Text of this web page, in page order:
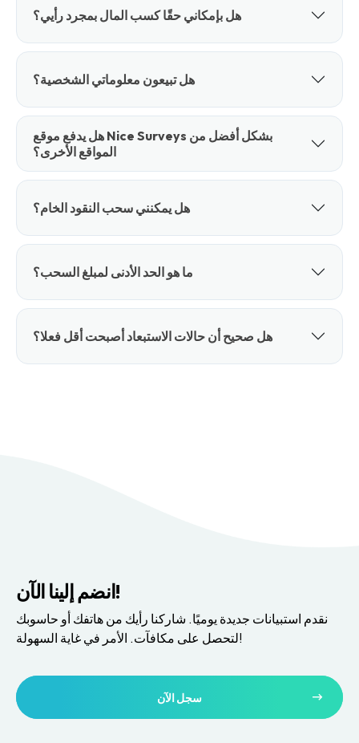
هل بإمكاني حقًا كسب المال بمجرد رأيي؟
هل تبيعون معلوماتي الشخصية؟
هل يدفع موقع Nice Surveys بشكل أفضل من
المواقع الأخرى؟
هل يمكنني سحب النقود الخام؟
ما هو الحد الأدنى لمبلغ السحب؟
هل صحيح أن حالات الاستبعاد أصبحت أقل فعلا؟
انضم إلينا الآن!
نقدم استبيانات جديدة يوميًا. شاركنا رأيك من هاتفك أو حاسوبك
لتحصل على مكافآت. الأمر في غاية السهولة!
سجل الآن